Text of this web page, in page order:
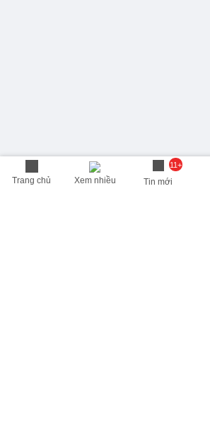
Trang chủ Xem nhiều
11+
Tin mới